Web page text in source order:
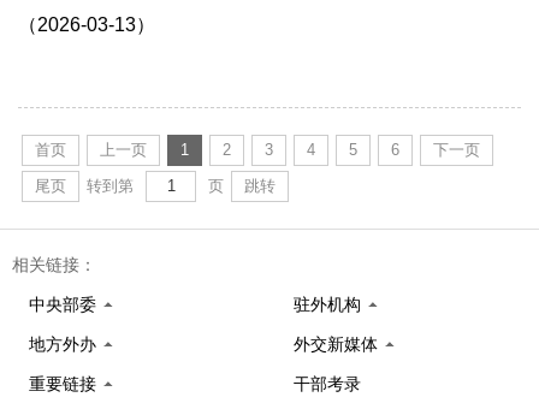
（2026-03-13）
首页 上一页 1 2 3 4 5 6
下一页
尾页
转到第 页 跳转
相关链接：
中央部委 驻外机构
地方外办 外交新媒体
重要链接 干部考录